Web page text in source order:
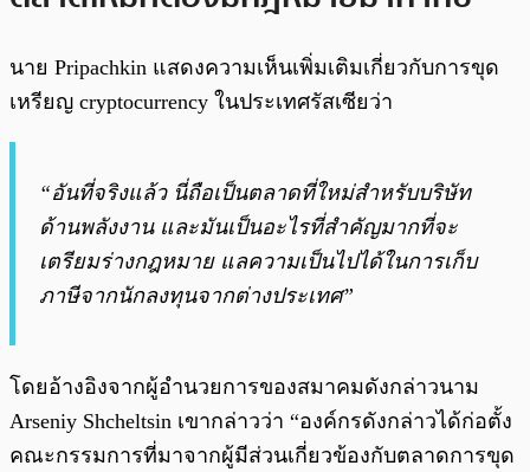
นาย Pripachkin แสดงความเห็นเพิ่มเติมเกี่ยวกับการขุด
เหรียญ cryptocurrency ในประเทศรัสเซียว่า
“อันที่จริงแล้ว นี่ถือเป็นตลาดที่ใหม่สำหรับบริษัท
ด้านพลังงาน และมันเป็นอะไรที่สำคัญมากที่จะ
เตรียมร่างกฎหมาย แลความเป็นไปได้ในการเก็บ
ภาษีจากนักลงทุนจากต่างประเทศ”
โดยอ้างอิงจากผู้อำนวยการของสมาคมดังกล่าวนาม
Arseniy Shcheltsin เขากล่าวว่า “องค์กรดังกล่าวได้ก่อตั้ง
คณะกรรมการที่มาจากผู้มีส่วนเกี่ยวข้องกับตลาดการขุด